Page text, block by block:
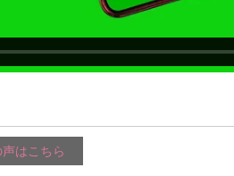
はこちら